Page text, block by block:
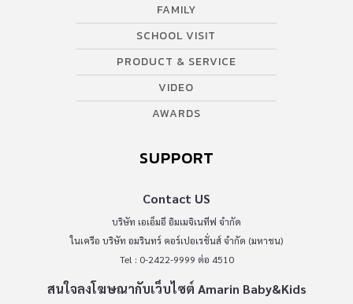
FAMILY
SCHOOL VISIT
PRODUCT & SERVICE
VIDEO
AWARDS
SUPPORT
Contact US
บริษัท เอเอ็มอี อิมเมจิเนทีฟ จำกัด
ในเครือ บริษัท อมรินทร์ คอร์เปอเรชั่นส์ จำกัด (มหาชน)
Tel : 0-2422-9999 ต่อ 4510
สนใจลงโฆษณากับเว็บไซต์ Amarin Baby&Kids